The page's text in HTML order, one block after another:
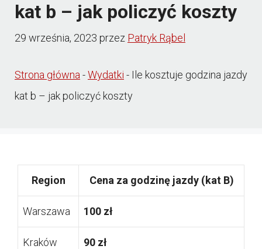
kat b – jak policzyć koszty
29 września, 2023 przez Patryk Rąbel
Strona główna-Wydatki - Ile kosztuje godzina jazdy
kat b – jak policzyć koszty
Region Cena za godzinę jazdy (kat B)
Warszawa 100 zł
Kraków 90 zł